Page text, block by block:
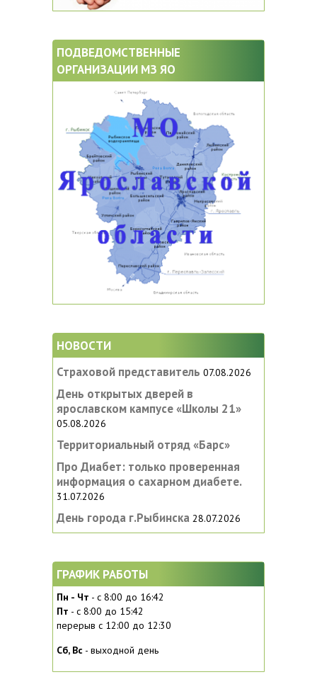
ПОДВЕДОМСТВЕННЫЕ
ОРГАНИЗАЦИИ МЗ ЯО
НОВОСТИ
Страховой представитель 07.08.2026
День открытых дверей в
ярославском кампусе «‎Школы 21»
05.08.2026
Территориальный отряд «Барс»
Про Диабет: только проверенная
информация о сахарном диабете.
31.07.2026
День города г.Рыбинска 28.07.2026
ГРАФИК РАБОТЫ
Пн - Чт - с 8:00 до 16:42
Пт - с 8:00 до 15:42
перерыв с 12:00 до 12:30
Сб, Вc - выходной день